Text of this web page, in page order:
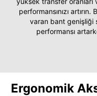
performansınızı
varan bant genişliği
performansı
Ergonomik